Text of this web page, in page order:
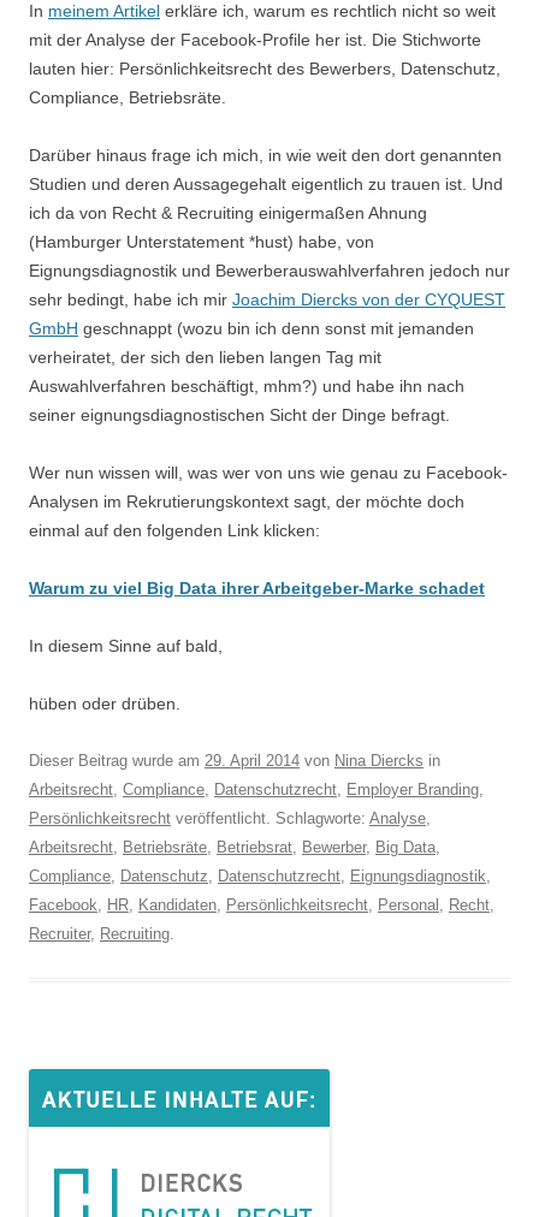
In meinem Artikel erkläre ich, warum es rechtlich nicht so weit
mit der Analyse der Facebook-Profile her ist. Die Stichworte
lauten hier: Persönlichkeitsrecht des Bewerbers, Datenschutz,
Compliance, Betriebsräte.
Darüber hinaus frage ich mich, in wie weit den dort genannten
Studien und deren Aussagegehalt eigentlich zu trauen ist. Und
ich da von Recht & Recruiting einigermaßen Ahnung
(Hamburger Unterstatement *hust) habe, von
Eignungsdiagnostik und Bewerberauswahlverfahren jedoch nur
sehr bedingt, habe ich mir Joachim Diercks von der CYQUEST
GmbH geschnappt (wozu bin ich denn sonst mit jemanden
verheiratet, der sich den lieben langen Tag mit
Auswahlverfahren beschäftigt, mhm?) und habe ihn nach
seiner eignungsdiagnostischen Sicht der Dinge befragt.
Wer nun wissen will, was wer von uns wie genau zu Facebook-
Analysen im Rekrutierungskontext sagt, der möchte doch
einmal auf den folgenden Link klicken:
Warum zu viel Big Data ihrer Arbeitgeber-Marke schadet
In diesem Sinne auf bald,
hüben oder drüben.
Dieser Beitrag wurde am 29. April 2014 von Nina Diercks in
Arbeitsrecht, Compliance, Datenschutzrecht, Employer Branding,
Persönlichkeitsrecht veröffentlicht. Schlagworte: Analyse,
Arbeitsrecht, Betriebsräte, Betriebsrat, Bewerber, Big Data,
Compliance, Datenschutz, Datenschutzrecht, Eignungsdiagnostik,
Facebook, HR, Kandidaten, Persönlichkeitsrecht, Personal , Recht,
Recruiter, Recruiting.